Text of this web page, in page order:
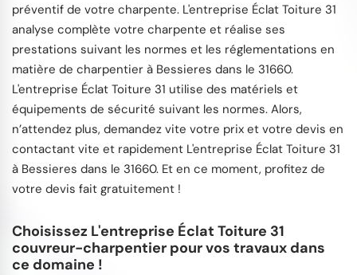
préventif de votre charpente. L'entreprise Éclat Toiture 31
analyse complète votre charpente et réalise ses
prestations suivant les normes et les réglementations en
matière de charpentier à Bessieres dans le 31660.
L'entreprise Éclat Toiture 31 utilise des matériels et
équipements de sécurité suivant les normes. Alors,
n’attendez plus, demandez vite votre prix et votre devis en
contactant vite et rapidement L'entreprise Éclat Toiture 31
à Bessieres dans le 31660. Et en ce moment, profitez de
votre devis fait gratuitement !
Choisissez L'entreprise Éclat Toiture 31
couvreur-charpentier pour vos travaux dans
ce domaine !